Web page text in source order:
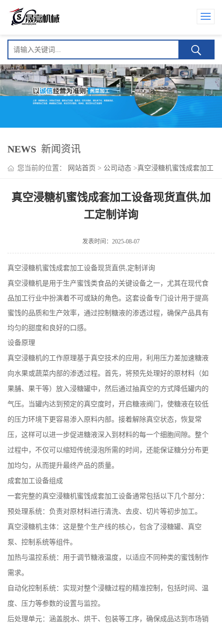
NEWS 新闻资讯
您当前的位置： 网站首页 > 公司动态 >真空浸糖机蜜饯成套加工
真空浸糖机蜜饯成套加工设备现货直供,加
工定制详询
发表时间：2025-08-07
真空浸糖机蜜饯成套加工设备现货直供,定制详询
真空浸糖机是用于生产蜜饯类食品的关键设备之一，尤其在现代食
品加工行业中扮演着不可或缺的角色。这套设备专门设计用于提高
蜜饯的品质和生产效率，通过控制糖液的渗透过程，确保产品具有
均匀的甜度和良好的口感。
设备原理
真空浸糖机的工作原理基于真空技术的应用，利用压力差加速糖液
向水果或蔬菜内部的渗透过程。首先，将预先处理好的原材料（如
果脯、果干等）放入浸糖罐中，然后通过抽真空的方式降低罐内的
气压。当罐内达到预定的真空度时，开启糖液阀门，使糖液在较低
的压力环境下更容易渗入原料内部。接着解除真空状态，恢复常
压，这样可以进一步促进糖液深入到材料的每一个细胞间隙。整个
过程中，不仅可以缩短传统浸泡所需的时间，还能保证糖分分布更
加均匀，从而提升最终产品的质量。
成套加工设备组成
一套完整的真空浸糖机蜜饯成套加工设备通常包括以下几个部分：
预处理系统：负责对原材料进行清洗、去皮、切片等初步加工。
真空浸糖机主体：这是整个生产线的核心，包含了浸糖罐、真空
泵、控制系统等组件。
加热与温控系统：用于调节糖液温度，以适应不同种类的蜜饯制作
需求。
自动化控制系统：实现对整个浸糖过程的精准控制，包括时间、温
度、压力等参数的设置与监控。
后处理单元：涵盖脱水、烘干、包装等工序，确保成品达到市场销